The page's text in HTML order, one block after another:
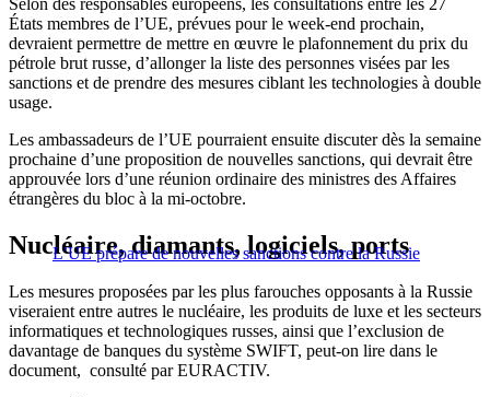
Selon des responsables européens, les consultations entre les 27
États membres de l’UE, prévues pour le week-end prochain,
devraient permettre de mettre en œuvre le plafonnement du prix du
pétrole brut russe, d’allonger la liste des personnes visées par les
sanctions et de prendre des mesures ciblant les technologies à double
usage.
Les ambassadeurs de l’UE pourraient ensuite discuter dès la semaine
prochaine d’une proposition de nouvelles sanctions, qui devrait être
approuvée lors d’une réunion ordinaire des ministres des Affaires
étrangères du bloc à la mi-octobre.
L’UE prépare de nouvelles sanctions contre la Russie
Nucléaire, diamants, logiciels, ports
Les mesures proposées par les plus farouches opposants à la Russie
viseraient entre autres le nucléaire, les produits de luxe et les secteurs
informatiques et technologiques russes, ainsi que l’exclusion de
davantage de banques du système SWIFT, peut-on lire dans le
document, consulté par EURACTIV.